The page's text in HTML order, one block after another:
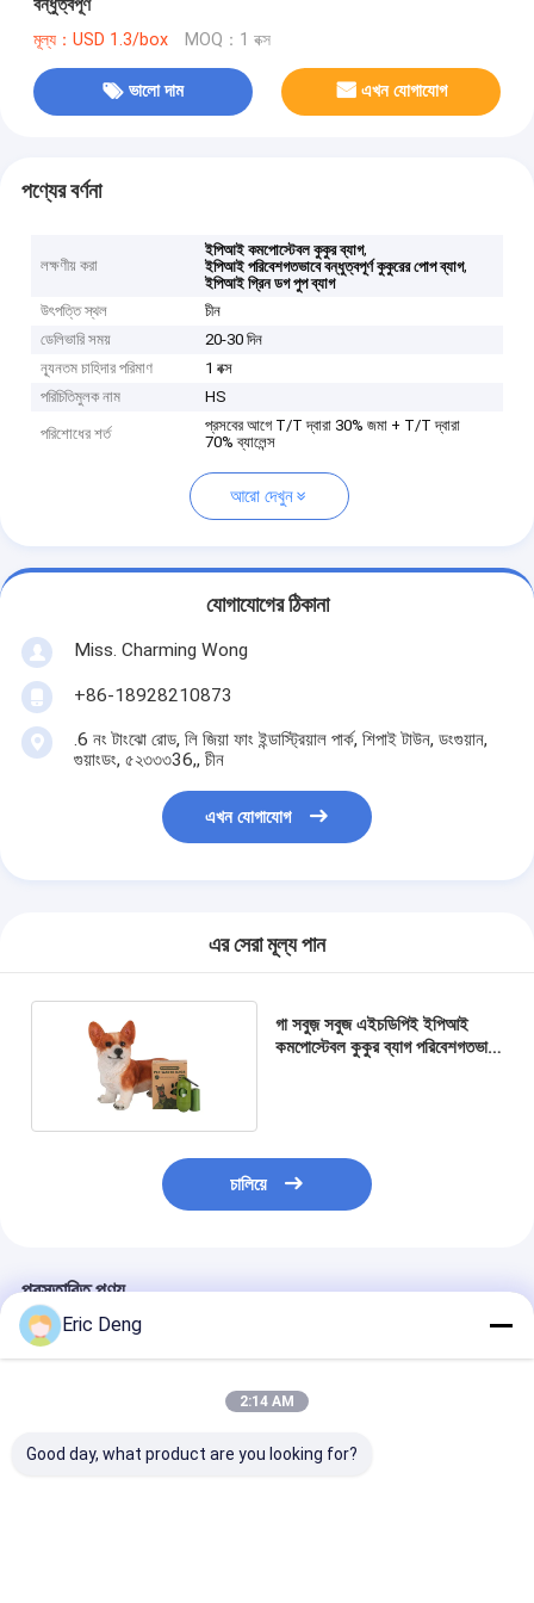
বন্ধুত্বপূর্ণ
মূল্য：USD 1.3/box MOQ：1 বক্স
ভালো দাম এখন যোগাযোগ
পণ্যের বর্ণনা
লক্ষণীয় করা
ইপিআই কমপোস্টেবল কুকুর ব্যাগ,
ইপিআই পরিবেশগতভাবে বন্ধুত্বপূর্ণ কুকুরের পোপ ব্যাগ,
ইপিআই গ্রিন ডগ পুপ ব্যাগ
উৎপত্তি স্থল
চীন
ডেলিভারি সময়
20-30 দিন
ন্যূনতম চাহিদার পরিমাণ
1 বক্স
পরিচিতিমুলক নাম
HS
পরিশোধের শর্ত
প্রসবের আগে T/T দ্বারা 30% জমা + T/T দ্বারা
70% ব্যালেন্স
আরো দেখুন
যোগাযোগের ঠিকানা
Miss. Charming Wong
+86-18928210873
.6 নং টাংঝো রোড, লি জিয়া ফাং ইন্ডাস্ট্রিয়াল পার্ক, শিপাই টাউন, ডংগুয়ান,
গুয়াংডং, ৫২৩৩৩36,, চীন
এখন যোগাযোগ
এর সেরা মূল্য পান
গা সবুজ় সবুজ এইচডিপিই ইপিআই
কমপোস্টেবল কুকুর ব্যাগ পরিবেশগতভাবে
চালিয়ে
প্রস্তাবিত পণ্য
Eric Deng
2:14 AM
Good day, what product are you looking for?